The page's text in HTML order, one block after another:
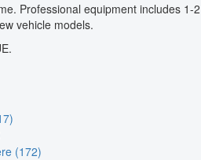
Professional equipment includes 1-2
vehicle models.